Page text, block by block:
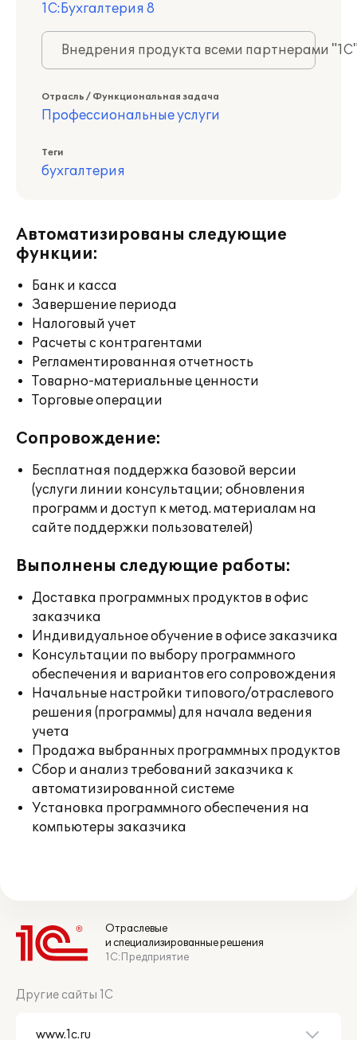
1С:Бухгалтерия 8
Внедрения продукта всеми партнерами
Отрасль / Функциональная задача
Профессиональные услуги
Теги
бухгалтерия
Автоматизированы следующие
функции:
Банк и касса
Завершение периода
Налоговый учет
Расчеты с контрагентами
Регламентированная отчетность
Товарно-материальные ценности
Торговые операции
Сопровождение:
Бесплатная поддержка базовой версии
(услуги линии консультации; обновления
программ и доступ к метод. материалам на
сайте поддержки пользователей)
Выполнены следующие работы:
Доставка программных продуктов в офис
заказчика
Индивидуальное обучение в офисе заказчика
Консультации по выбору программного
обеспечения и вариантов его сопровождения
Начальные настройки типового/отраслевого
решения (программы) для начала ведения
учета
Продажа выбранных программных продуктов
Сбор и анализ требований заказчика к
автоматизированной системе
Установка программного обеспечения на
компьютеры заказчика
Отраслевые
и специализированные решения
1С:Предприятие
Другие сайты 1С